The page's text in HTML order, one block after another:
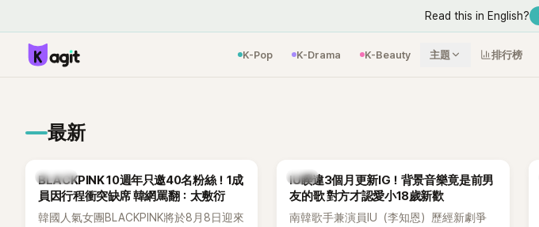
Read this in English?
K-Pop K-Drama K-Beauty 主題 排行榜
最新
K-POP
BLACKPINK 10週年只邀40名粉絲！1成
員因行程衝突缺席 韓網罵翻：太敷衍
韓國人氣女團BLACKPINK將於8月8日迎來
韓星
IU睽違3個月更新IG！背景音樂竟是前男
友的歌 對方才認愛小18歲新歡
南韓歌手兼演員IU（李知恩）歷經新劇爭